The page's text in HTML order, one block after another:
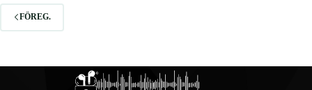
FÖREG.